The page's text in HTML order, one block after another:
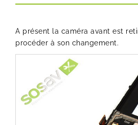
A présent la caméra avant est
procéder à son changement.